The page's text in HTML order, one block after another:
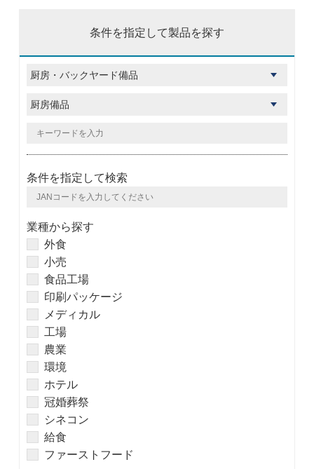
条件を指定して製品を探す
条件を指定して検索
業種から探す
外食
小売
食品工場
印刷パッケージ
メディカル
工場
農業
環境
ホテル
冠婚葬祭
シネコン
給食
ファーストフード